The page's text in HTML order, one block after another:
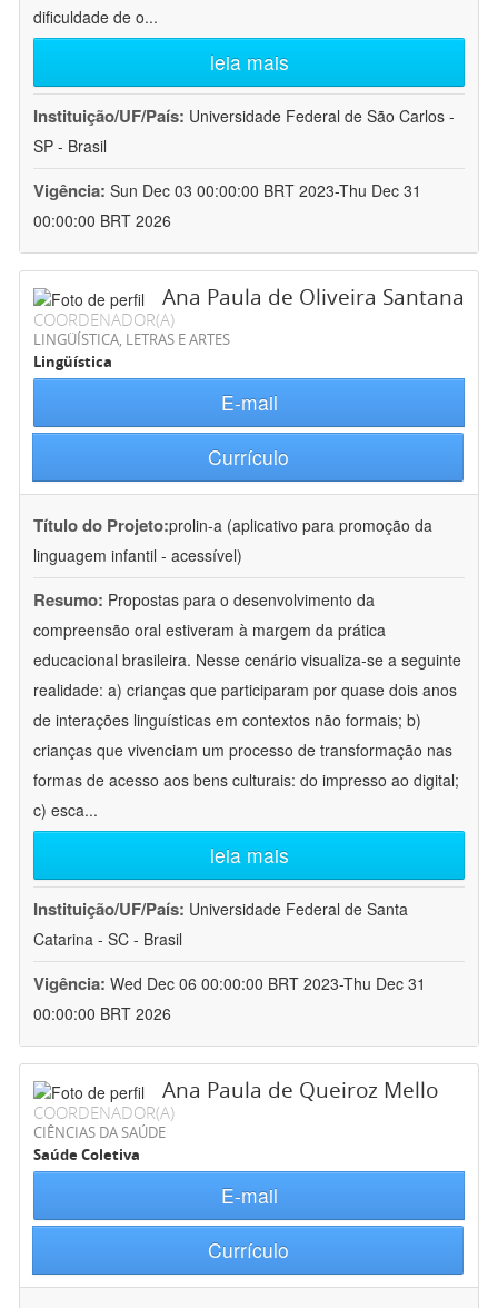
dificuldade de o...
leia mais
Instituição/UF/País: Universidade Federal de São Carlos -
SP - Brasil
Vigência: Sun Dec 03 00:00:00 BRT 2023-Thu Dec 31
00:00:00 BRT 2026
Ana Paula de Oliveira Santana
COORDENADOR(A)
LINGÜÍSTICA, LETRAS E ARTES
Lingüística
E-mail
Currículo
Título do Projeto:prolin-a (aplicativo para promoção da
linguagem infantil - acessível)
Resumo: Propostas para o desenvolvimento da
compreensão oral estiveram à margem da prática
educacional brasileira. Nesse cenário visualiza-se a seguinte
realidade: a) crianças que participaram por quase dois anos
de interações linguísticas em contextos não formais; b)
crianças que vivenciam um processo de transformação nas
formas de acesso aos bens culturais: do impresso ao digital;
c) esca...
leia mais
Instituição/UF/País: Universidade Federal de Santa
Catarina - SC - Brasil
Vigência: Wed Dec 06 00:00:00 BRT 2023-Thu Dec 31
00:00:00 BRT 2026
Ana Paula de Queiroz Mello
COORDENADOR(A)
CIÊNCIAS DA SAÚDE
Saúde Coletiva
E-mail
Currículo